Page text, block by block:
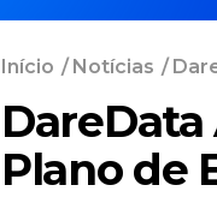
Início /Notícias /
Plano de